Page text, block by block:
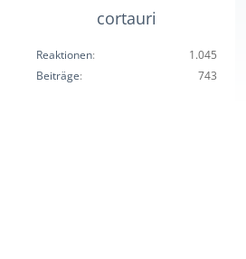
cortauri
Reaktionen
1.045
Beiträge
743